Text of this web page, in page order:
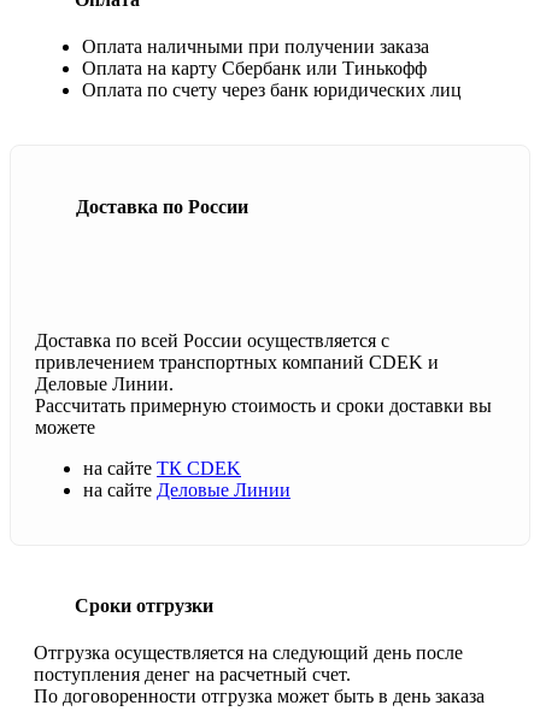
Оплата наличными при получении заказа
Оплата на карту Сбербанк или Тинькофф
Оплата по счету через банк юридических лиц
Доставка по России
Доставка по всей России осуществляется с
привлечением транспортных компаний CDEK и
Деловые Линии.
Рассчитать примерную стоимость и сроки доставки вы
можете
на сайте ТК CDEK
на сайте Деловые Линии
Сроки отгрузки
Отгрузка осуществляется на следующий день после
поступления денег на расчетный счет.
По договоренности отгрузка может быть в день заказа